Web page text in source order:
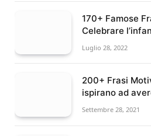
170+ Famose
Celebrare
Luglio 28, 2022
200+ Frasi
ispirano ad
Settembre 28, 2021